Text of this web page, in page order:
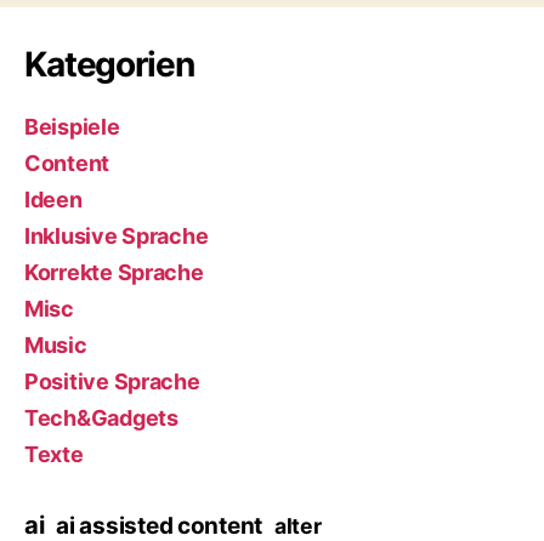
Kategorien
Beispiele
Content
Ideen
Inklusive Sprache
Korrekte Sprache
Misc
Music
Positive Sprache
Tech&Gadgets
Texte
ai ai assisted content alter